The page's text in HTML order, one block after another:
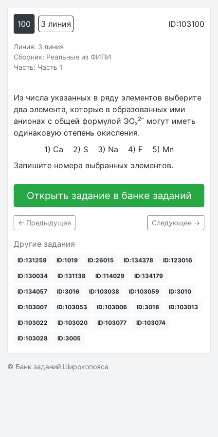
100 3 линия ID:103100
Линия: 3 линия
Сборник: Реальные из ФИПИ
Часть: Часть 1
Из числа указанных в ряду элементов выберите
два элемента, которые в образованных ими
анионах с общей формулой ЭОх
2– могут иметь
одинаковую степень окисления.
1) Ca 2) S 3) Na 4) F 5) Mn
Запишите номера выбранных элементов.
Открыть задание в банке заданий
← Предыдущее Следующее →
Другие задания
ID:131259 ID:1019 ID:26015 ID:134378 ID:123016
ID:130034 ID:131138 ID:114029 ID:134179
ID:134057 ID:3016 ID:103038 ID:103059 ID:3010
ID:103007 ID:103053 ID:103006 ID:3018 ID:103013
ID:103022 ID:103020 ID:103077 ID:103074
ID:103028 ID:3005
© Банк заданий Широкопояса